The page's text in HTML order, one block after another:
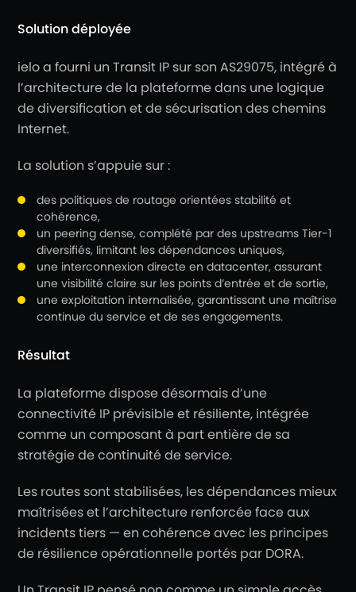
Solution déployée
ielo a fourni un Transit IP sur son AS29075, intégré à
l’architecture de la plateforme dans une logique
de diversification et de sécurisation des chemins
Internet.
La solution s’appuie sur :
des politiques de routage orientées stabilité et
cohérence,
un peering dense, complété par des upstreams Tier-1
diversifiés, limitant les dépendances uniques,
une interconnexion directe en datacenter, assurant
une visibilité claire sur les points d’entrée et de sortie,
une exploitation internalisée, garantissant une maîtrise
continue du service et de ses engagements.
Résultat
La plateforme dispose désormais d’une
connectivité IP prévisible et résiliente, intégrée
comme un composant à part entière de sa
stratégie de continuité de service.
Les routes sont stabilisées, les dépendances mieux
maîtrisées et l’architecture renforcée face aux
incidents tiers — en cohérence avec les principes
de résilience opérationnelle portés par DORA.